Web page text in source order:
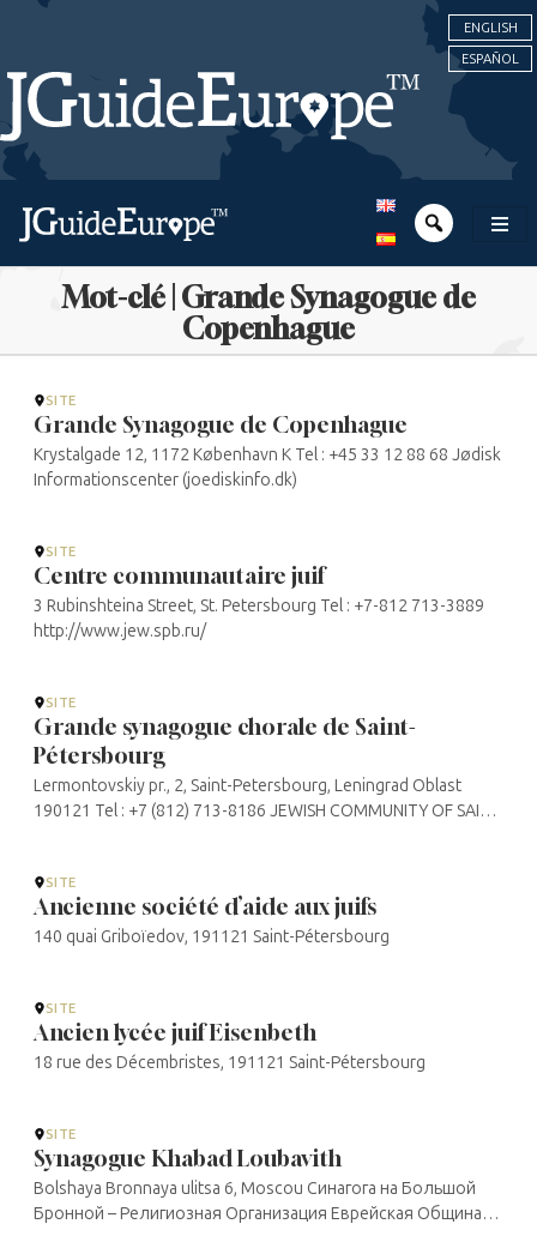
ENGLISH
ESPAÑOL
Mot-clé | Grande Synagogue de
Copenhague
SITE
Grande Synagogue de Copenhague
Krystalgade 12, 1172 København K Tel : +45 33 12 88 68 Jødisk
Informationscenter (joediskinfo.dk)
SITE
Centre communautaire juif
3 Rubinshteina Street, St. Petersbourg Tel : +7-812 713-3889
http://www.jew.spb.ru/
SITE
Grande synagogue chorale de Saint-
Pétersbourg
Lermontovskiy pr., 2, Saint-Petersbourg, Leningrad Oblast
190121 Tel : +7 (812) 713-8186 JEWISH COMMUNITY OF SAINT
SITE
Ancienne société d’aide aux juifs
140 quai Griboïedov, 191121 Saint-Pétersbourg
SITE
Ancien lycée juif Eisenbeth
18 rue des Décembristes, 191121 Saint-Pétersbourg
SITE
Synagogue Khabad Loubavith
Bolshaya Bronnaya ulitsa 6, Moscou Синагога на Большой
Бронной – Религиозная Организация Еврейская Община